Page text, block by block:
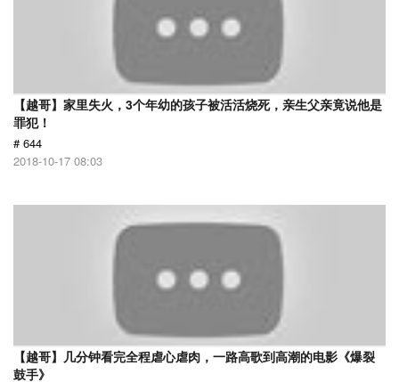
【越哥】家里失火，3个年幼的孩子被活活烧死，亲生父亲竟说他是
罪犯！
# 644
2018-10-17 08:03
【越哥】几分钟看完全程虐心虐肉，一路高歌到高潮的电影《爆裂
鼓手》